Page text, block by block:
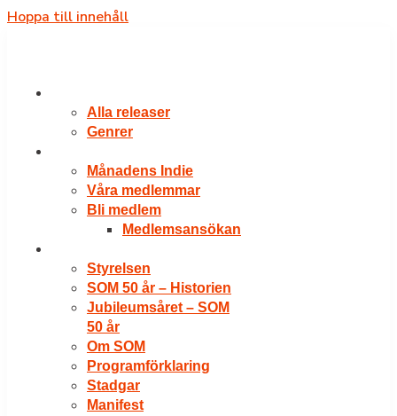
Hoppa till innehåll
Alla releaser
Genrer
Månadens Indie
Våra medlemmar
Bli medlem
Medlemsansökan
Styrelsen
SOM 50 år – Historien
Jubileumsåret – SOM
50 år
Om SOM
Programförklaring
Stadgar
Manifest